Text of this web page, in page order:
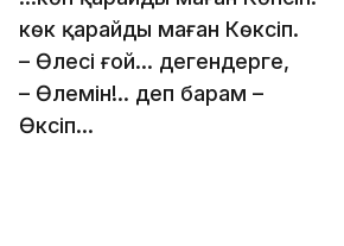
көк қарайды маған Көксіп.
– Өлесің ғой… дегендерге,
– Өлеңмін!.. деп барам –
Өксіп…